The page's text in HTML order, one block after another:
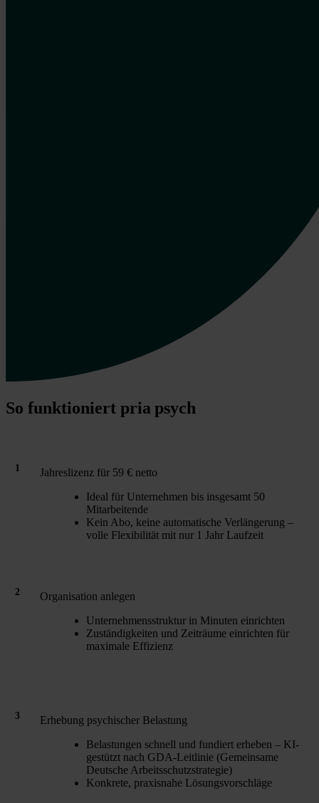
So funktioniert pria psych
1
Jahreslizenz für 59 € netto
Ideal für Unternehmen bis insgesamt 50
Mitarbeitende
Kein Abo, keine automatische Verlängerung –
volle Flexibilität mit nur 1 Jahr Laufzeit
2
Organisation anlegen
Unternehmensstruktur in Minuten einrichten
Zuständigkeiten und Zeiträume einrichten für
maximale Effizienz
3
Erhebung psychischer Belastung
Belastungen schnell und fundiert erheben – KI-
gestützt nach GDA-Leitlinie (Gemeinsame
Deutsche Arbeitsschutzstrategie)
Konkrete, praxisnahe Lösungsvorschläge